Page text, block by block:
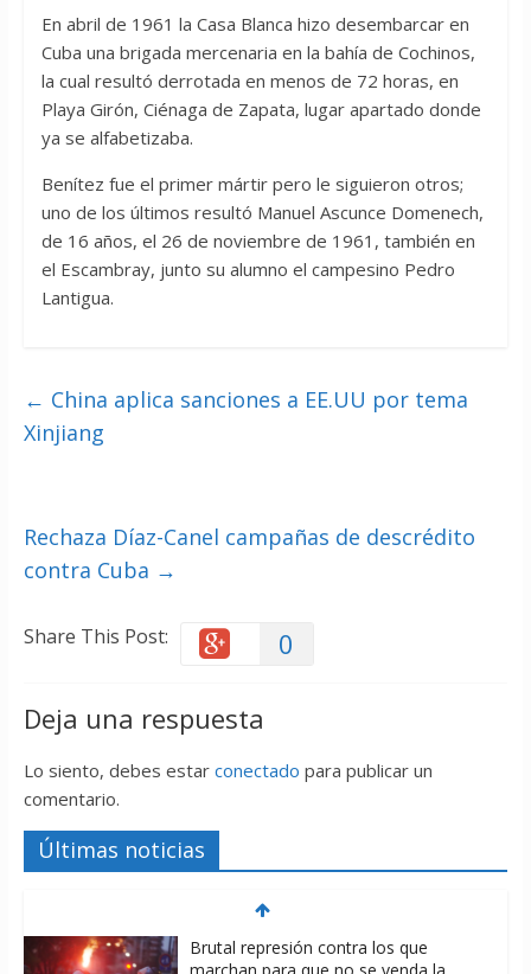
En abril de 1961 la Casa Blanca hizo desembarcar en
Cuba una brigada mercenaria en la bahía de Cochinos,
la cual resultó derrotada en menos de 72 horas, en
Playa Girón, Ciénaga de Zapata, lugar apartado donde
ya se alfabetizaba.
Benítez fue el primer mártir pero le siguieron otros;
uno de los últimos resultó Manuel Ascunce Domenech,
de 16 años, el 26 de noviembre de 1961, también en
el Escambray, junto su alumno el campesino Pedro
Lantigua.
← China aplica sanciones a EE.UU por tema
Xinjiang
Rechaza Díaz-Canel campañas de descrédito
contra Cuba →
Share This Post: 0
Deja una respuesta
Lo siento, debes estar conectado para publicar un
comentario.
Últimas noticias
Brutal represión contra los que